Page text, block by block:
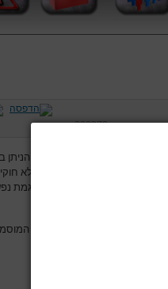
כניסות:222978
האתר אינם מתחייבים שהשירות הניתן
חסין מפני גישה ושיבוש תכנים לא
אחראים לכל נזק, ישיר או עקיף, עגמת
באתר, הוא אך ורק בבתי המשפט